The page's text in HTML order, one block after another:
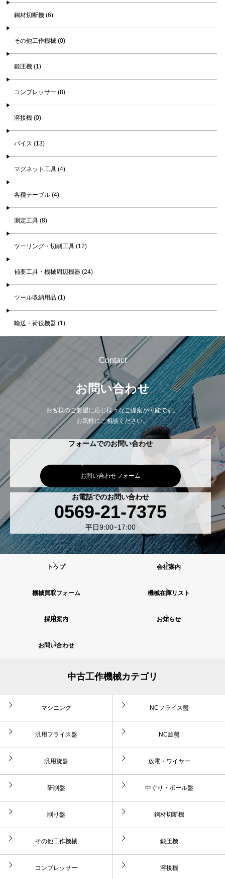
鋼材切断機 (6)
その他工作機械 (0)
鍛圧機 (1)
コンプレッサー (8)
溶接機 (0)
バイス (13)
マグネット工具 (4)
各種テーブル (4)
測定工具 (8)
ツーリング・切削工具 (12)
補要工具・機械周辺機器 (24)
ツール収納用品 (1)
輸送・荷役機器 (1)
Contact
お問い合わせ
お客様のご要望に応じ様々なご提案が可能です。
お気軽にご相談ください。
フォームでのお問い合わせ
お問い合わせフォーム
お電話でのお問い合わせ
0569-21-7375
平日9:00~17:00
トップ 会社案内
機械買取フォーム 機械在庫リスト
採用案内 お知らせ
お問い合わせ
中古工作機械カテゴリ
マシニング NCフライス盤
汎用フライス盤 NC旋盤
汎用旋盤 放電・ワイヤー
研削盤 中ぐり・ボール盤
削り盤 鋼材切断機
その他工作機械 鍛圧機
コンプレッサー 溶接機